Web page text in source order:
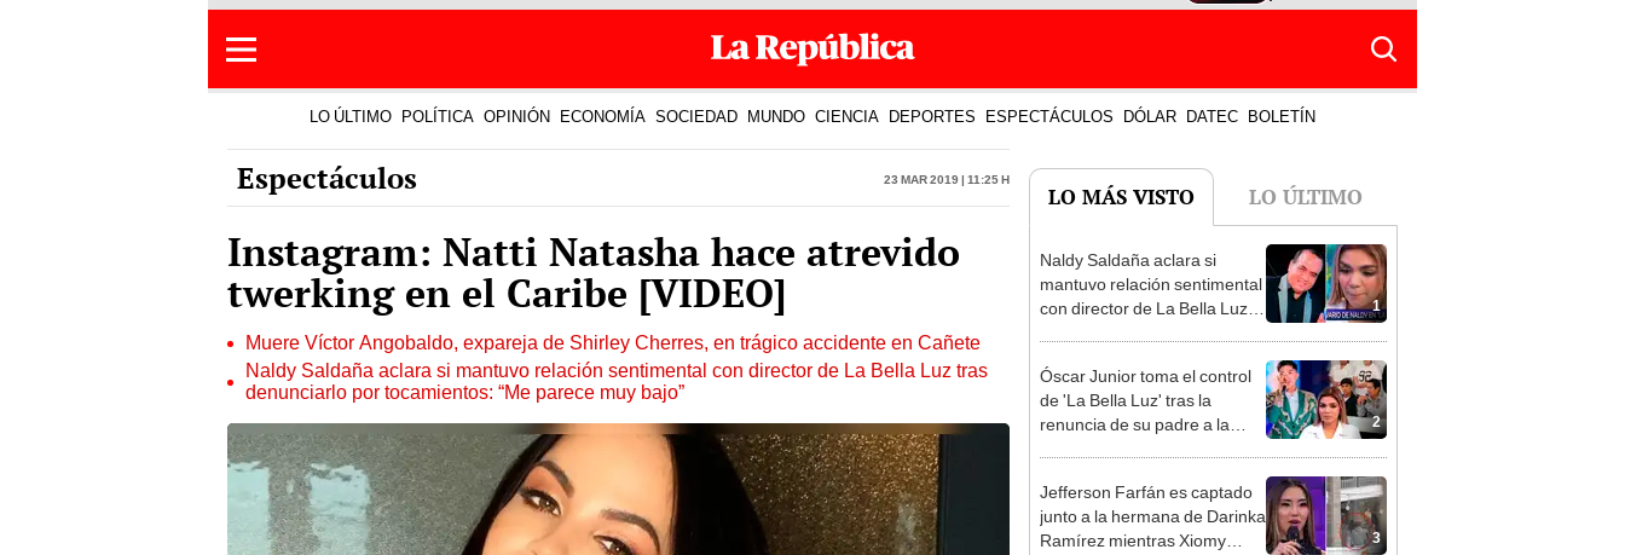
LO ÚLTIMO POLÍTICA OPINIÓN ECONOMÍA SOCIEDAD MUNDO CIENCIA DEPORTES ESPECTÁCULOS DÓLAR DATEC BOLETÍN
Espectáculos 23 Mar 2019 | 11:25 h
Instagram: Natti Natasha hace atrevido
twerking en el Caribe [VIDEO]
Muere Víctor Angobaldo, expareja de Shirley Cherres, en trágico accidente en Cañete
Naldy Saldaña aclara si mantuvo relación sentimental con director de La Bella Luz tras
denunciarlo por tocamientos: “Me parece muy bajo”
LO MÁS VISTO LO ÚLTIMO
1
Naldy Saldaña aclara si
mantuvo relación sentimental
con director de La Bella Luz
bajo”
2
Óscar Junior toma el control
de 'La Bella Luz' tras la
renuncia de su padre a la
3
Jefferson Farfán es captado
junto a la hermana de Darinka
Ramírez mientras Xiomy